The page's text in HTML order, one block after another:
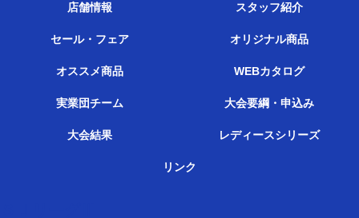
店舗情報 スタッフ紹介
セール・フェア オリジナル商品
オススメ商品 WEBカタログ
実業団チーム 大会要綱・申込み
大会結果 レディースシリーズ
リンク